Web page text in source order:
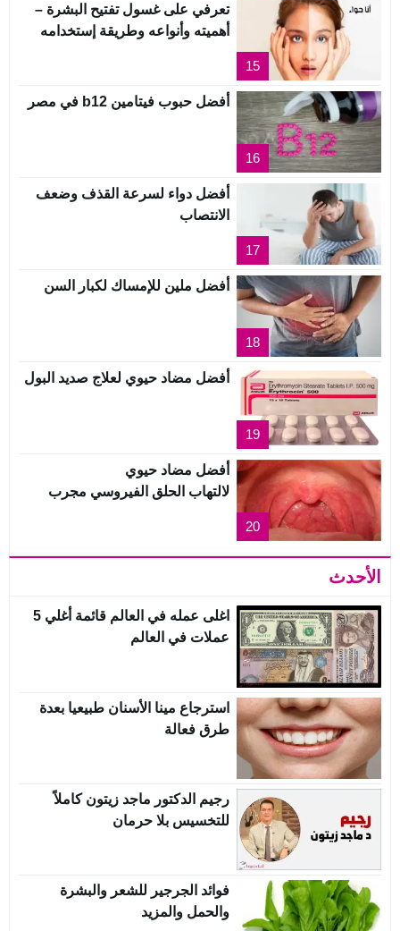
15
تعرفي على غسول تفتيح البشرة –
أهميته وأنواعه وطريقة إستخدامه
16
أفضل حبوب فيتامين b12 في مصر
17
أفضل دواء لسرعة القذف وضعف
الانتصاب
18
أفضل ملين للإمساك لكبار السن
19
أفضل مضاد حيوي لعلاج صديد البول
20
أفضل مضاد حيوي
لالتهاب الحلق الفيروسي مجرب
الأحدث
اغلى عمله في العالم قائمة أغلي 5
عملات في العالم
استرجاع مينا الأسنان طبيعيا بعدة
طرق فعالة
رجيم الدكتور ماجد زيتون كاملاً
للتخسيس بلا حرمان
فوائد الجرجير للشعر والبشرة
والحمل والمزيد